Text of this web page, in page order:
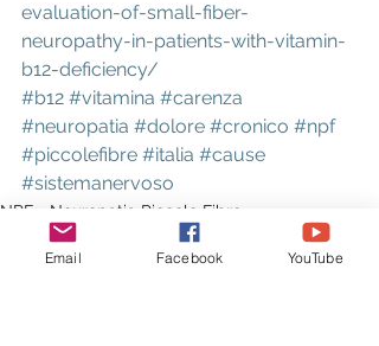
evaluation-of-small-fiber-
neuropathy-in-patients-with-vitamin-
b12-deficiency/
#b12 #vitamina #carenza
#neuropatia #dolore #cronico #npf
#piccolefibre #italia #cause
#sistemanervoso
NPF - Neuropatia Piccole Fibre
Email Facebook YouTube